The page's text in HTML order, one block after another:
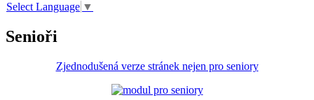
Select Language ▼
Senioři
Zjednodušená verze stránek nejen pro seniory